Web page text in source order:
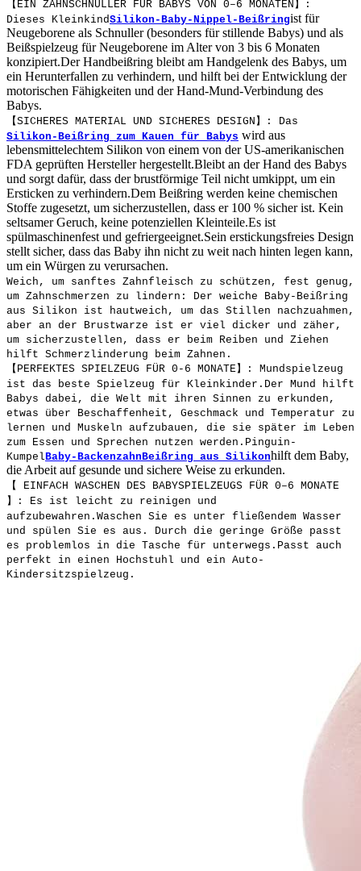
【EIN ZAHNSCHNULLER FÜR BABYS VON 0–6 MONATEN】:
Dieses KleinkindSilikon-Baby-Nippel-Beißringist für
Neugeborene als Schnuller (besonders für stillende Babys) und als
Beißspielzeug für Neugeborene im Alter von 3 bis 6 Monaten
konzipiert.Der Handbeißring bleibt am Handgelenk des Babys, um
ein Herunterfallen zu verhindern, und hilft bei der Entwicklung der
motorischen Fähigkeiten und der Hand-Mund-Verbindung des
Babys.
【SICHERES MATERIAL UND SICHERES DESIGN】: Das
Silikon-Beißring zum Kauen für Babys wird aus
lebensmittelechtem Silikon von einem von der US-amerikanischen
FDA geprüften Hersteller hergestellt.Bleibt an der Hand des Babys
und sorgt dafür, dass der brustförmige Teil nicht umkippt, um ein
Ersticken zu verhindern.Dem Beißring werden keine chemischen
Stoffe zugesetzt, um sicherzustellen, dass er 100 % sicher ist. Kein
seltsamer Geruch, keine potenziellen Kleinteile.Es ist
spülmaschinenfest und gefriergeeignet.Sein erstickungsfreies Design
stellt sicher, dass das Baby ihn nicht zu weit nach hinten legen kann,
um ein Würgen zu verursachen.
Weich, um sanftes Zahnfleisch zu schützen, fest genug,
um Zahnschmerzen zu lindern: Der weiche Baby-Beißring
aus Silikon ist hautweich, um das Stillen nachzuahmen,
aber an der Brustwarze ist er viel dicker und zäher,
um sicherzustellen, dass er beim Reiben und Ziehen
hilft Schmerzlinderung beim Zahnen.
【PERFEKTES SPIELZEUG FÜR 0-6 MONATE】: Mundspielzeug
ist das beste Spielzeug für Kleinkinder.Der Mund hilft
Babys dabei, die Welt mit ihren Sinnen zu erkunden,
etwas über Beschaffenheit, Geschmack und Temperatur zu
lernen und Muskeln aufzubauen, die sie später im Leben
zum Essen und Sprechen nutzen werden.Pinguin-
KumpelBaby-BackenzahnBeißring aus Silikonhilft dem Baby,
die Arbeit auf gesunde und sichere Weise zu erkunden.
【 EINFACH WASCHEN DES BABYSPIELZEUGS FÜR 0–6 MONATE
】: Es ist leicht zu reinigen und
aufzubewahren.Waschen Sie es unter fließendem Wasser
und spülen Sie es aus. Durch die geringe Größe passt
es problemlos in die Tasche für unterwegs.Passt auch
perfekt in einen Hochstuhl und ein Auto-
Kindersitzspielzeug.